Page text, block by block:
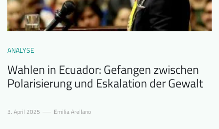
ANALYSE
Wahlen in Ecuador: Gefangen zwischen
Polarisierung und Eskalation der Gewalt
3. April 2025 Emilia Arellano